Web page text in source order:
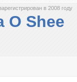
в 2008 году
O Shee